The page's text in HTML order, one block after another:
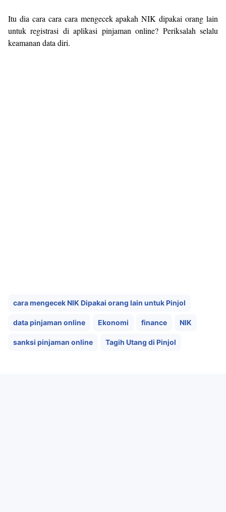
Itu dia cara cara cara mengecek apakah NIK dipakai orang lain
untuk registrasi di aplikasi pinjaman online? Periksalah selalu
keamanan data diri.
cara mengecek NIK Dipakai orang lain untuk Pinjol
data pinjaman online Ekonomi finance NIK
sanksi pinjaman online Tagih Utang di Pinjol